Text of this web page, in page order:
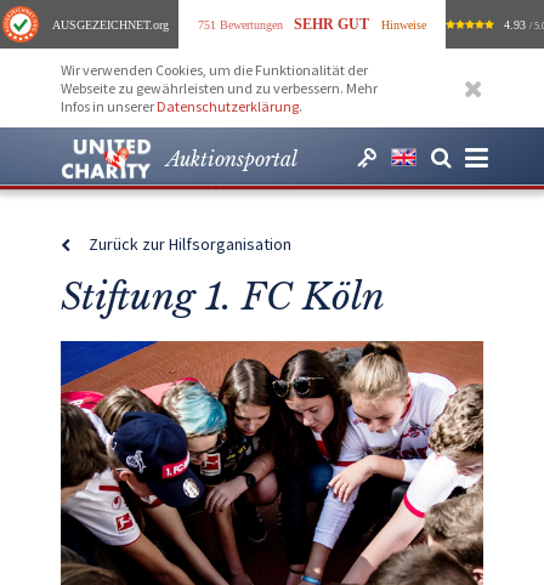
AUSGEZEICHNET.org 751 Bewertungen SEHR GUT Hinweise 4.93 /
Wir verwenden Cookies, um die Funktionalität der
Webseite zu gewährleisten und zu verbessern. Mehr
Infos in unserer Datenschutzerklärung.
Auktionsportal
Zurück zur Hilfsorganisation
Stiftung 1. FC Köln